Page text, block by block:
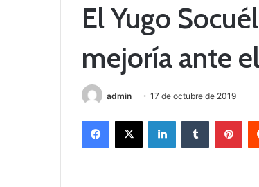
El Yugo
mejoría ante
admin 17 de octubre de 2019